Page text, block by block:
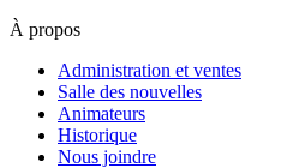
À propos
Administration et ventes
Salle des nouvelles
Animateurs
Historique
Nous joindre